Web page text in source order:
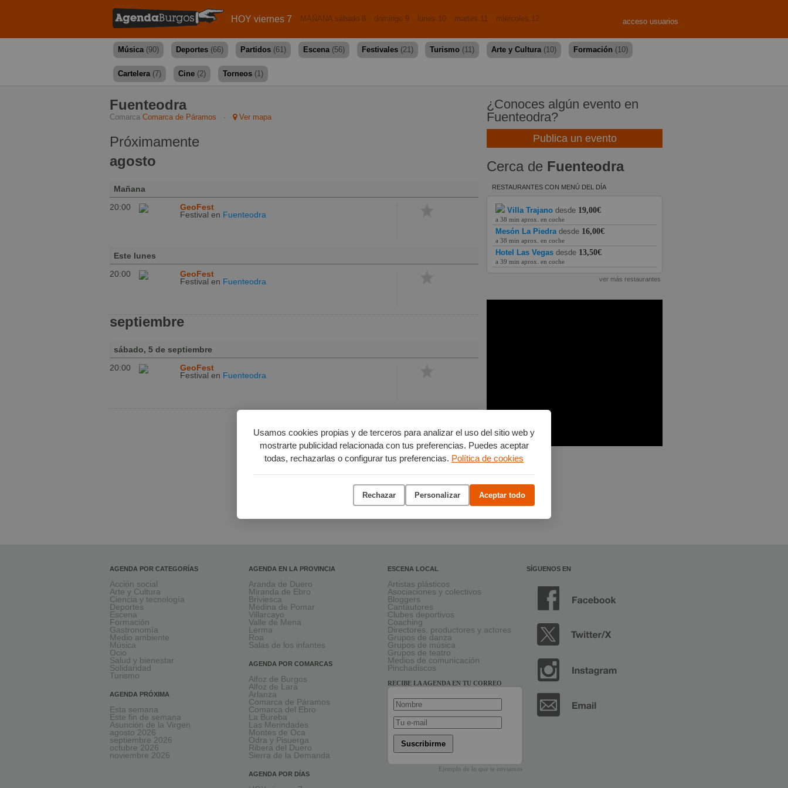
Usamos cookies propias y de terceros para analizar el uso del sitio web y
mostrarte publicidad relacionada con tus preferencias. Puedes aceptar
todas, rechazarlas o configurar tus preferencias. Política de cookies
Rechazar Personalizar Aceptar todo
acceso usuarios
HOY viernes 7 MAÑANA sábado 8 domingo 9 lunes 10 martes 11 miércoles 12
Música (90) Deportes (66) Partidos (61) Escena (56) Festivales (21) Turismo (11) Arte y Cultura (10) Formación (10)
Cartelera (7) Cine (2) Torneos (1)
Fuenteodra
Comarca Comarca de Páramos · Ver mapa
Próximamente
agosto
Mañana
20:00
GeoFest
Festival en Fuenteodra
Este lunes
20:00
GeoFest
Festival en Fuenteodra
septiembre
sábado, 5 de septiembre
20:00
GeoFest
Festival en Fuenteodra
¿Conoces algún evento en
Fuenteodra?
Publica un evento
Cerca de Fuenteodra
RESTAURANTES CON MENÚ DEL DÍA
Villa Trajano desde 19,00€
a 38 min aprox. en coche
Mesón La Piedradesde 16,00€
a 38 min aprox. en coche
Hotel Las Vegas desde 13,50€
a 39 min aprox. en coche
ver más restaurantes
AGENDA POR CATEGORÍAS
Acción social
Arte y Cultura
Ciencia y tecnología
Deportes
Escena
Formación
Gastronomía
Medio ambiente
Música
Ocio
Salud y bienestar
Solidaridad
Turismo
AGENDA PRÓXIMA
Esta semana
Este fin de semana
Asunción de la Virgen
agosto 2026
septiembre 2026
octubre 2026
noviembre 2026
AGENDA EN LA PROVINCIA
Aranda de Duero
Miranda de Ebro
Briviesca
Medina de Pomar
Villarcayo
Valle de Mena
Lerma
Roa
Salas de los infantes
AGENDA POR COMARCAS
Alfoz de Burgos
Alfoz de Lara
Arlanza
Comarca de Páramos
Comarca del Ebro
La Bureba
Las Merindades
Montes de Oca
Odra y Pisuerga
Ribera del Duero
Sierra de la Demanda
AGENDA POR DÍAS
ESCENA LOCAL
Artistas plásticos
Asociaciones y colectivos
Bloggers
Cantautores
Clubes deportivos
Coaching
Directores, productores y actores
Grupos de danza
Grupos de música
Grupos de teatro
Medios de comunicación
Pinchadiscos
RECIBE LA AGENDA EN TU CORREO
Suscribirme
Ejemplo de lo que te enviamos
SÍGUENOS EN